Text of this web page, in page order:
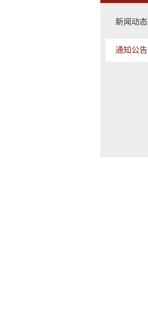
新闻动态
通知公告